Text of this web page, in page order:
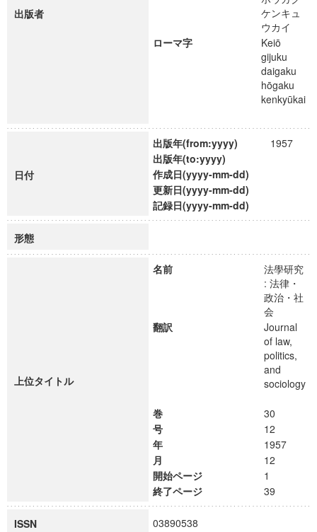
出版者
ケンキュ
ウカイ
ローマ字
Keiō
gijuku
daigaku
hōgaku
kenkyūkai
日付
出版年(from:yyyy)
1957
出版年(to:yyyy)
作成日(yyyy-mm-dd)
更新日(yyyy-mm-dd)
記録日(yyyy-mm-dd)
形態
上位タイトル
名前
法學研究
: 法律・
政治・社
会
翻訳
Journal
of law,
politics,
and
sociology
巻
30
号
12
年
1957
月
12
開始ページ
1
終了ページ
39
ISSN 03890538